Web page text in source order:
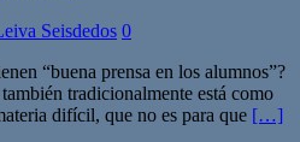
Seisdedos 0
“buena prensa en los alumnos”?
tradicionalmente está como
difícil, que no es para que […]